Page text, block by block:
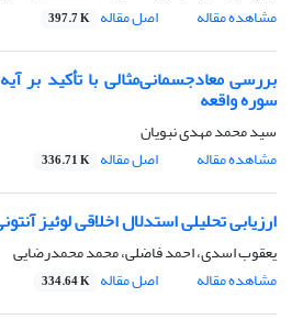
مشاهده مقاله
اصل مقاله 397.7 K
سوره واقعه
سید محمد مهدی نبویان
مشاهده مقاله
اصل مقاله 336.71 K
ارزیابی تحلیلی استدلال اخلاقی لوئیز
یعقوب اسدی، احمد فاضلی، محمد محمدرضایی
مشاهده مقاله
اصل مقاله 334.64 K